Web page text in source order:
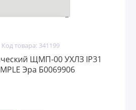
Код товара: 341199
ЩМП-00 УХЛЗ IP31
Эра Б0069906